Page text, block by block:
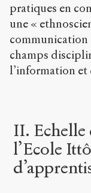
pratiques en
une «
communication
champs
l’information
II. Echelle
l’Ecole